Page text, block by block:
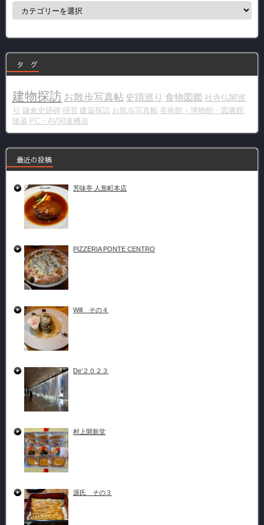
カ
ー
タ グ
建物探訪 お散歩写真帖 史蹟巡り 食物図鑑 社寺仏閣巡
り 鎌倉史跡碑 掃苔 建築探訪 お散歩写真帳 美術館・博物館・図書館
陵墓 PC・AV関連機器
最近の投稿
芳味亭 人形町本店
PIZZERIA PONTE CENTRO
Will その４
De’２０２３
村上開新堂
源氏 その３